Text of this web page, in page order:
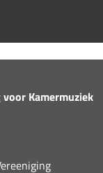
Kamermuziek